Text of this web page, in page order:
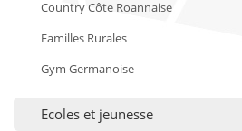
Country Côte Roannaise
Familles Rurales
Gym Germanoise
Ecoles et jeunesse